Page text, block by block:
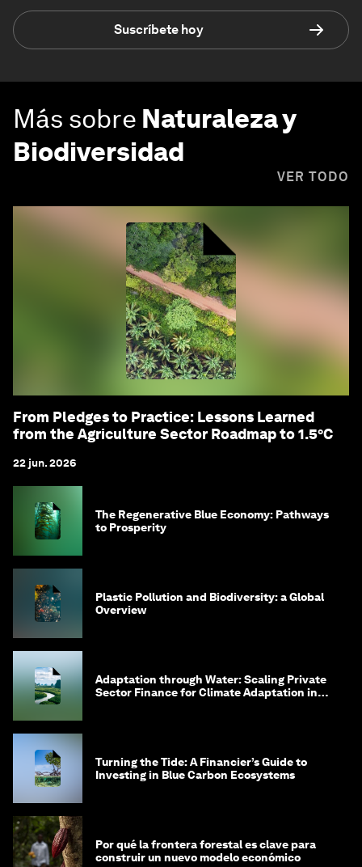
Suscríbete hoy
Más sobre Naturaleza y
Biodiversidad
VER TODO
From Pledges to Practice: Lessons Learned
from the Agriculture Sector Roadmap to 1.5°C
22 jun. 2026
The Regenerative Blue Economy: Pathways
to Prosperity
Plastic Pollution and Biodiversity: a Global
Overview
Adaptation through Water: Scaling Private
Sector Finance for Climate Adaptation in
Turning the Tide: A Financier’s Guide to
Investing in Blue Carbon Ecosystems
Por qué la frontera forestal es clave para
construir un nuevo modelo económico